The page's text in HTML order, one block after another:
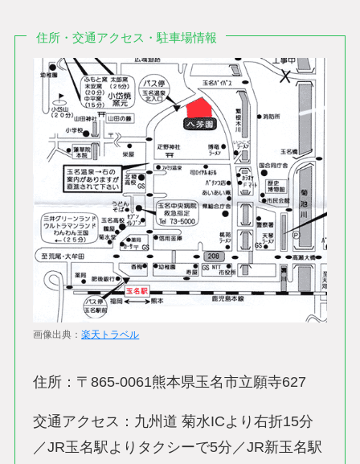
住所・交通アクセス・駐車場情報
画像出典：楽天トラベル
住所：〒865-0061熊本県玉名市立願寺627
交通アクセス：九州道 菊水ICより右折15分
／JR玉名駅よりタクシーで5分／JR新玉名駅